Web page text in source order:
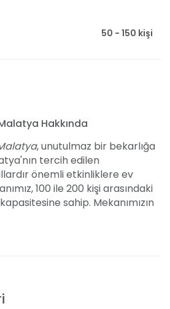
50 - 150 kişi
Hakkında
, unutulmaz bir bekarlığa
tercih edilen
önemli etkinliklere ev
100 ile 200 kişi arasındaki
sahip. Mekanımızın
bir ambiyansın içine çekiyor.
imkânı sunuyor.